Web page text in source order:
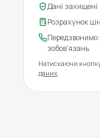
Дані захищені
Розрахунок
зобов'язань
Натискаючи
даних